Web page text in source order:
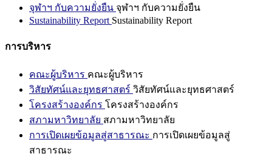
จุฬาฯ กับความยั่งยืน จุฬาฯ กับความยั่งยืน
Sustainability Report Sustainability Report
การบริหาร
คณะผู้บริหาร คณะผู้บริหาร
วิสัยทัศน์และยุทธศาสตร์ วิสัยทัศน์และยุทธศาสตร์
โครงสร้างองค์กร โครงสร้างองค์กร
สภามหาวิทยาลัย สภามหาวิทยาลัย
การเปิดเผยข้อมูลสู่สาธารณะ การเปิดเผยข้อมูลสู่
สาธารณะ